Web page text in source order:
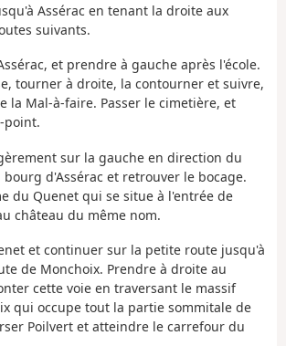
Assérac en tenant la droite aux
suivants.
et prendre à gauche après l'école.
tourner à droite, la contourner et suivre,
la Mal-à-faire. Passer le cimetière, et
point.
sur la gauche en direction du
d'Assérac et retrouver le bocage.
du Quenet qui se situe à l'entrée de
château du même nom.
et continuer sur la petite route jusqu'à
de Monchoix. Prendre à droite au
cette voie en traversant le massif
qui occupe tout la partie sommitale de
Poilvert et atteindre le carrefour du